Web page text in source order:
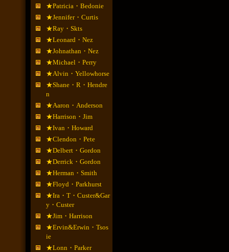
★Patricia・Bedonie
★Jennifer・Curtis
★Ray・Skts
★Leonard・Nez
★Johnathan・Nez
★Michael・Perry
★Alvin・Yellowhorse
★Shane・R・Hendre
n
★Aaron・Anderson
★Harrison・Jim
★Ivan・Howard
★Clendon・Pete
★Delbert・Gordon
★Derrick・Gordon
★Herman・Smith
★Floyd・Parkhurst
★Ira・T・Custer&Gar
y・Custer
★Jim・Harrison
★Ervin&Erwin・Tsos
ie
★Lonn・Parker